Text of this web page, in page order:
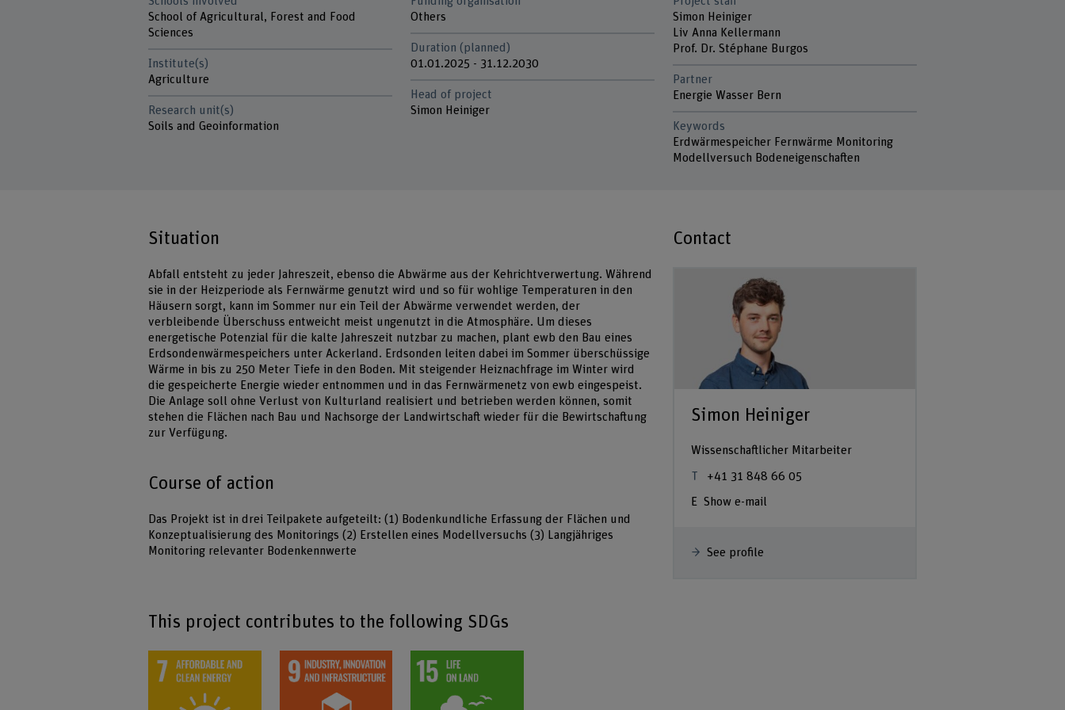
School of Agricultural, Forest and Food
Sciences
Institute(s)
Agriculture
Research unit(s)
Soils and Geoinformation
Others
Duration (planned)
01.01.2025 - 31.12.2030
Head of project
Simon Heiniger
Simon Heiniger
Liv Anna Kellermann
Prof. Dr. Stéphane Burgos
Partner
Energie Wasser Bern
Keywords
Erdwärmespeicher Fernwärme Monitoring
Modellversuch Bodeneigenschaften
Situation
Abfall entsteht zu jeder Jahreszeit, ebenso die Abwärme aus der Kehrichtverwertung. Während
sie in der Heizperiode als Fernwärme genutzt wird und so für wohlige Temperaturen in den
Häusern sorgt, kann im Sommer nur ein Teil der Abwärme verwendet werden, der
verbleibende Überschuss entweicht meist ungenutzt in die Atmosphäre. Um dieses
energetische Potenzial für die kalte Jahreszeit nutzbar zu machen, plant ewb den Bau eines
Erdsondenwärmespeichers unter Ackerland. Erdsonden leiten dabei im Sommer überschüssige
Wärme in bis zu 250 Meter Tiefe in den Boden. Mit steigender Heiznachfrage im Winter wird
die gespeicherte Energie wieder entnommen und in das Fernwärmenetz von ewb eingespeist.
Die Anlage soll ohne Verlust von Kulturland realisiert und betrieben werden können, somit
stehen die Flächen nach Bau und Nachsorge der Landwirtschaft wieder für die Bewirtschaftung
zur Verfügung.
Course of action
Das Projekt ist in drei Teilpakete aufgeteilt: (1) Bodenkundliche Erfassung der Flächen und
Konzeptualisierung des Monitorings (2) Erstellen eines Modellversuchs (3) Langjähriges
Monitoring relevanter Bodenkennwerte
Contact
Simon Heiniger
Wissenschaftlicher Mitarbeiter
+41 31 848 66 05
Show e-mail
See profile
This project contributes to the following SDGs